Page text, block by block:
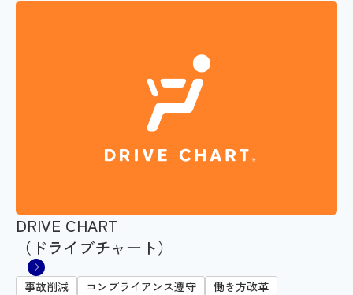
DRIVE CHART
（ドライブチャート）
事故削減 コンプライアンス遵守
働き方改革